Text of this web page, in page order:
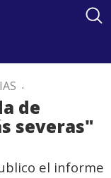
.
de
severas"
el informe